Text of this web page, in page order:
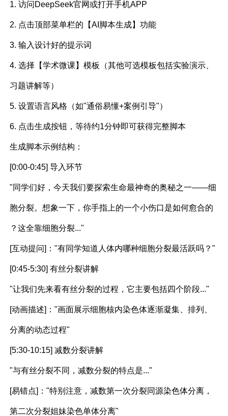
1. 访问DeepSeek官网或打开手机APP
2. 点击顶部菜单栏的【AI脚本生成】功能
3. 输入设计好的提示词
4. 选择【学术微课】模板（其他可选模板包括实验演示、
习题讲解等）
5. 设置语言风格（如"通俗易懂+案例引导"）
6. 点击生成按钮，等待约1分钟即可获得完整脚本
生成脚本示例结构：
[0:00-0:45] 导入环节
"同学们好，今天我们要探索生命最神奇的奥秘之一——细
胞分裂。想象一下，你手指上的一个小伤口是如何愈合的
？这全靠细胞分裂..."
[互动提问]："有同学知道人体内哪种细胞分裂最活跃吗？"
[0:45-5:30] 有丝分裂讲解
"让我们先来看有丝分裂的过程，它主要包括四个阶段..."
[动画描述]："画面展示细胞核内染色体逐渐凝集、排列、
分离的动态过程"
[5:30-10:15] 减数分裂讲解
"与有丝分裂不同，减数分裂的特点是..."
[易错点]："特别注意，减数第一次分裂同源染色体分离，
第二次分裂姐妹染色单体分离"